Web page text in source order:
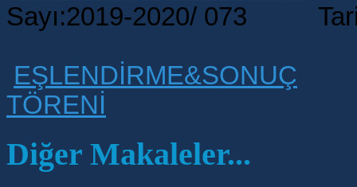
Sayı:2019-2020/ 073
EŞLENDİRME&SONUÇ
TÖRENİ
Diğer Makaleler...